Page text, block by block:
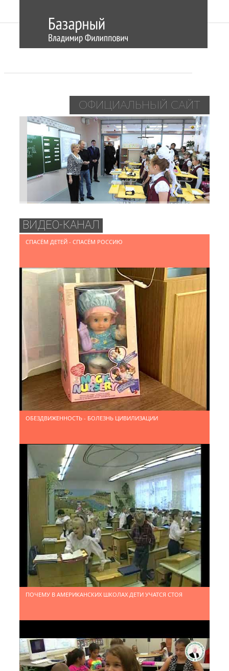
ОФИЦИАЛЬНЫЙ САЙТ
ЗДОРОВОЕ ДЕТСТВО - ЗДОРОВАЯ СТРАНА
ЗДОРОВОЕ ДЕТСТВО - ЗДОРОВАЯ СТРАНА
РЕШЕНИЕ МАССОВОЙ ПРОБЛЕМЫ
ОБЕЗДВИЖЕННОСТИ
ВИДЕО-КАНАЛ
СПАСЁМ ДЕТЕЙ - СПАСЁМ РОССИЮ
ОБЕЗДВИЖЕННОСТЬ - БОЛЕЗНЬ ЦИВИЛИЗАЦИИ
ПОЧЕМУ В АМЕРИКАНСКИХ ШКОЛАХ ДЕТИ УЧАТСЯ СТОЯ